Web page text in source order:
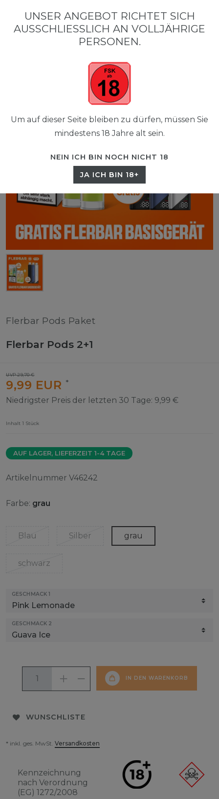
0
0,00 EUR
Flerbar Pods Paket
Flerbar Pods 2+1
UVP 29,70 €
9,99 EUR *
Niedrigster Preis der letzten 30 Tage: 9,99 €
Inhalt 1 Stück
AUF LAGER, LIEFERZEIT 1-4 TAGE
Artikelnummer V46242
Farbe: grau
Blau Silber grau
schwarz
GESCHMACK 1
GESCHMACK 2
IN DEN WARENKORB
WUNSCHLISTE
* inkl. ges. MwSt. Versandkosten
Kennzeichnung
nach Verordnung
(EG) 1272/2008
UNSER ANGEBOT RICHTET SICH
AUSSCHLIESSLICH AN VOLLJÄHRIGE P
ERSONEN.
Um auf dieser Seite bleiben zu dürfen, müssen Sie
mindestens 18 Jahre alt sein.
NEIN ICH BIN NOCH NICHT 18
JA ICH BIN 18+